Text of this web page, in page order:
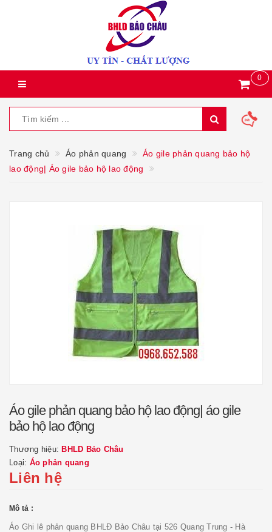
0
Trang chủ Áo phản quang
Áo gile phản quang bảo hộ
lao động| Áo gile bảo hộ lao động
Áo gile phản quang bảo hộ lao động| áo gile
bảo hộ lao động
Thương hiệu: BHLD Bảo Châu
Loại: Áo phản quang
Liên hệ
Mô tả :
Áo Ghi lê phản quang BHLĐ Bảo Châu tại 526 Quang Trung - Hà